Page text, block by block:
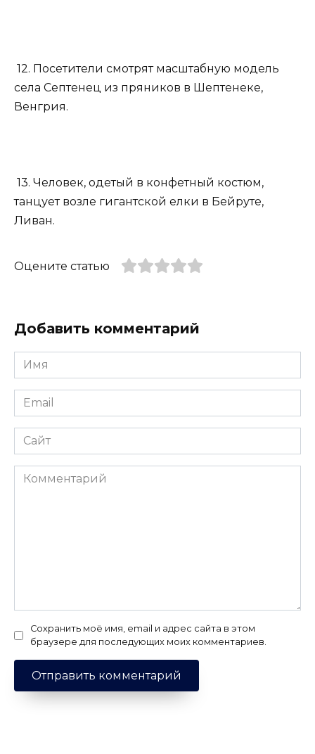
12. Посетители смотрят масштабную модель
села Септенец из пряников в Шептенеке,
Венгрия.
13. Человек, одетый в конфетный костюм,
танцует возле гигантской елки в Бейруте,
Ливан.
Оцените статью
Добавить комментарий
Имя
*
Email
*
Сайт
Комментарий
Сохранить моё имя, email и адрес сайта в этом
браузере для последующих моих комментариев.